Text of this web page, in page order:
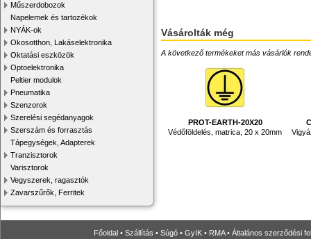
Műszerdobozok
Napelemek és tartozékok
NYÁK-ok
Okosotthon, Lakáselektronika
Oktatási eszközök
Optoelektronika
Peltier modulok
Pneumatika
Szenzorok
Szerelési segédanyagok
Szerszám és forrasztás
Tápegységek, Adapterek
Tranzisztorok
Varisztorok
Vegyszerek, ragasztók
Zavarszűrők, Ferritek
Vásárolták még
A következő termékeket más vásárlók
PROT-EARTH-20X20
Védőföldelés, matrica, 20 x 20mm
Főoldal • Szállítás • Súgó • GyIK • RMA• Általános szerződési